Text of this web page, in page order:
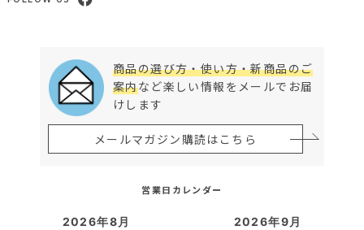
商品の選び方・使い方・新商品のご
案内など楽しい情報をメールでお届
けします
メールマガジン購読はこちら
営業日カレンダー
2026年8月 2026年9月